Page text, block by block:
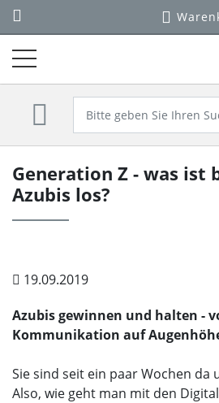
Generation Z - was ist
Azubis los?
19.09.2019
Azubis gewinnen und halten -
Kommunikation auf
Sie sind seit ein paar Wochen da
Also, wie geht man mit den